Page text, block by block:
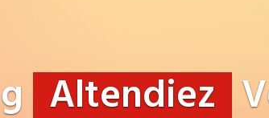
Altendiez